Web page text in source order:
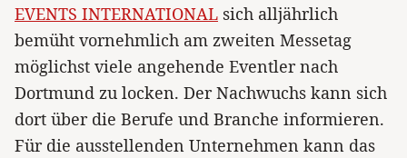
EVENTS INTERNATIONAL sich alljährlich
bemüht vornehmlich am zweiten Messetag
möglichst viele angehende Eventler nach
Dortmund zu locken. Der Nachwuchs kann sich
dort über die Berufe und Branche informieren.
Für die ausstellenden Unternehmen kann das